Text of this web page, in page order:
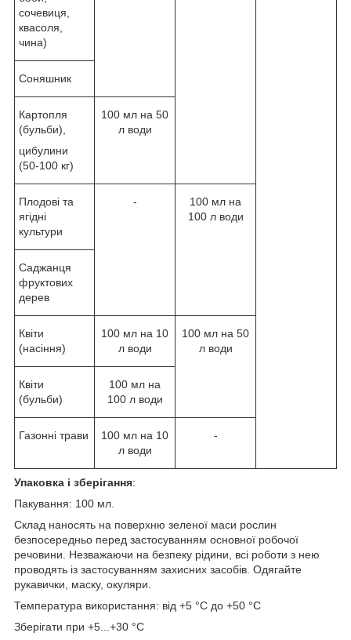
сочевиця,
квасоля,
чина)
Соняшник
Картопля
(бульби),
цибулини
(50-100 кг)
100 мл на 50
л води
Плодові та
ягідні
культури
-
100 мл на
100 л води
Саджанця
фруктових
дерев
Квіти
(насіння)
100 мл на 10
л води
100 мл на 50
л води
Квіти
(бульби)
100 мл на
100 л води
Газонні трави
100 мл на 10
л води
-
Упаковка і зберігання:
Пакування: 100 мл.
Склад наносять на поверхню зеленої маси рослин
безпосередньо перед застосуванням основної робочої
речовини. Незважаючи на безпеку рідини, всі роботи з нею
проводять із застосуванням захисних засобів. Одягайте
рукавички, маску, окуляри.
Температура використання: від +5 °С до +50 °С
Зберігати при +5...+30 °С